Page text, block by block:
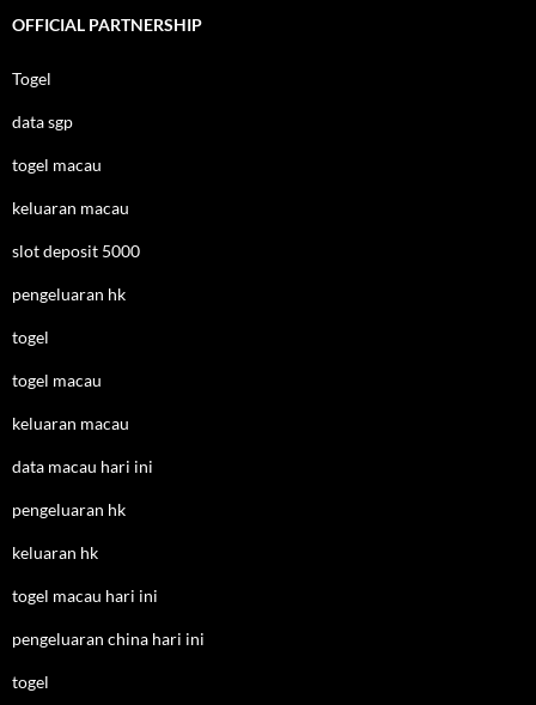
OFFICIAL PARTNERSHIP
Togel
data sgp
togel macau
keluaran macau
slot deposit 5000
pengeluaran hk
togel
togel macau
keluaran macau
data macau hari ini
pengeluaran hk
keluaran hk
togel macau hari ini
pengeluaran china hari ini
togel